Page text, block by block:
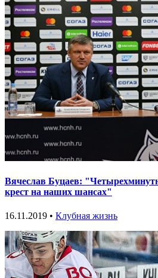
Вячеслав Буцаев:
крест на наших шансах"
16.11.2019 • Клубная жизнь